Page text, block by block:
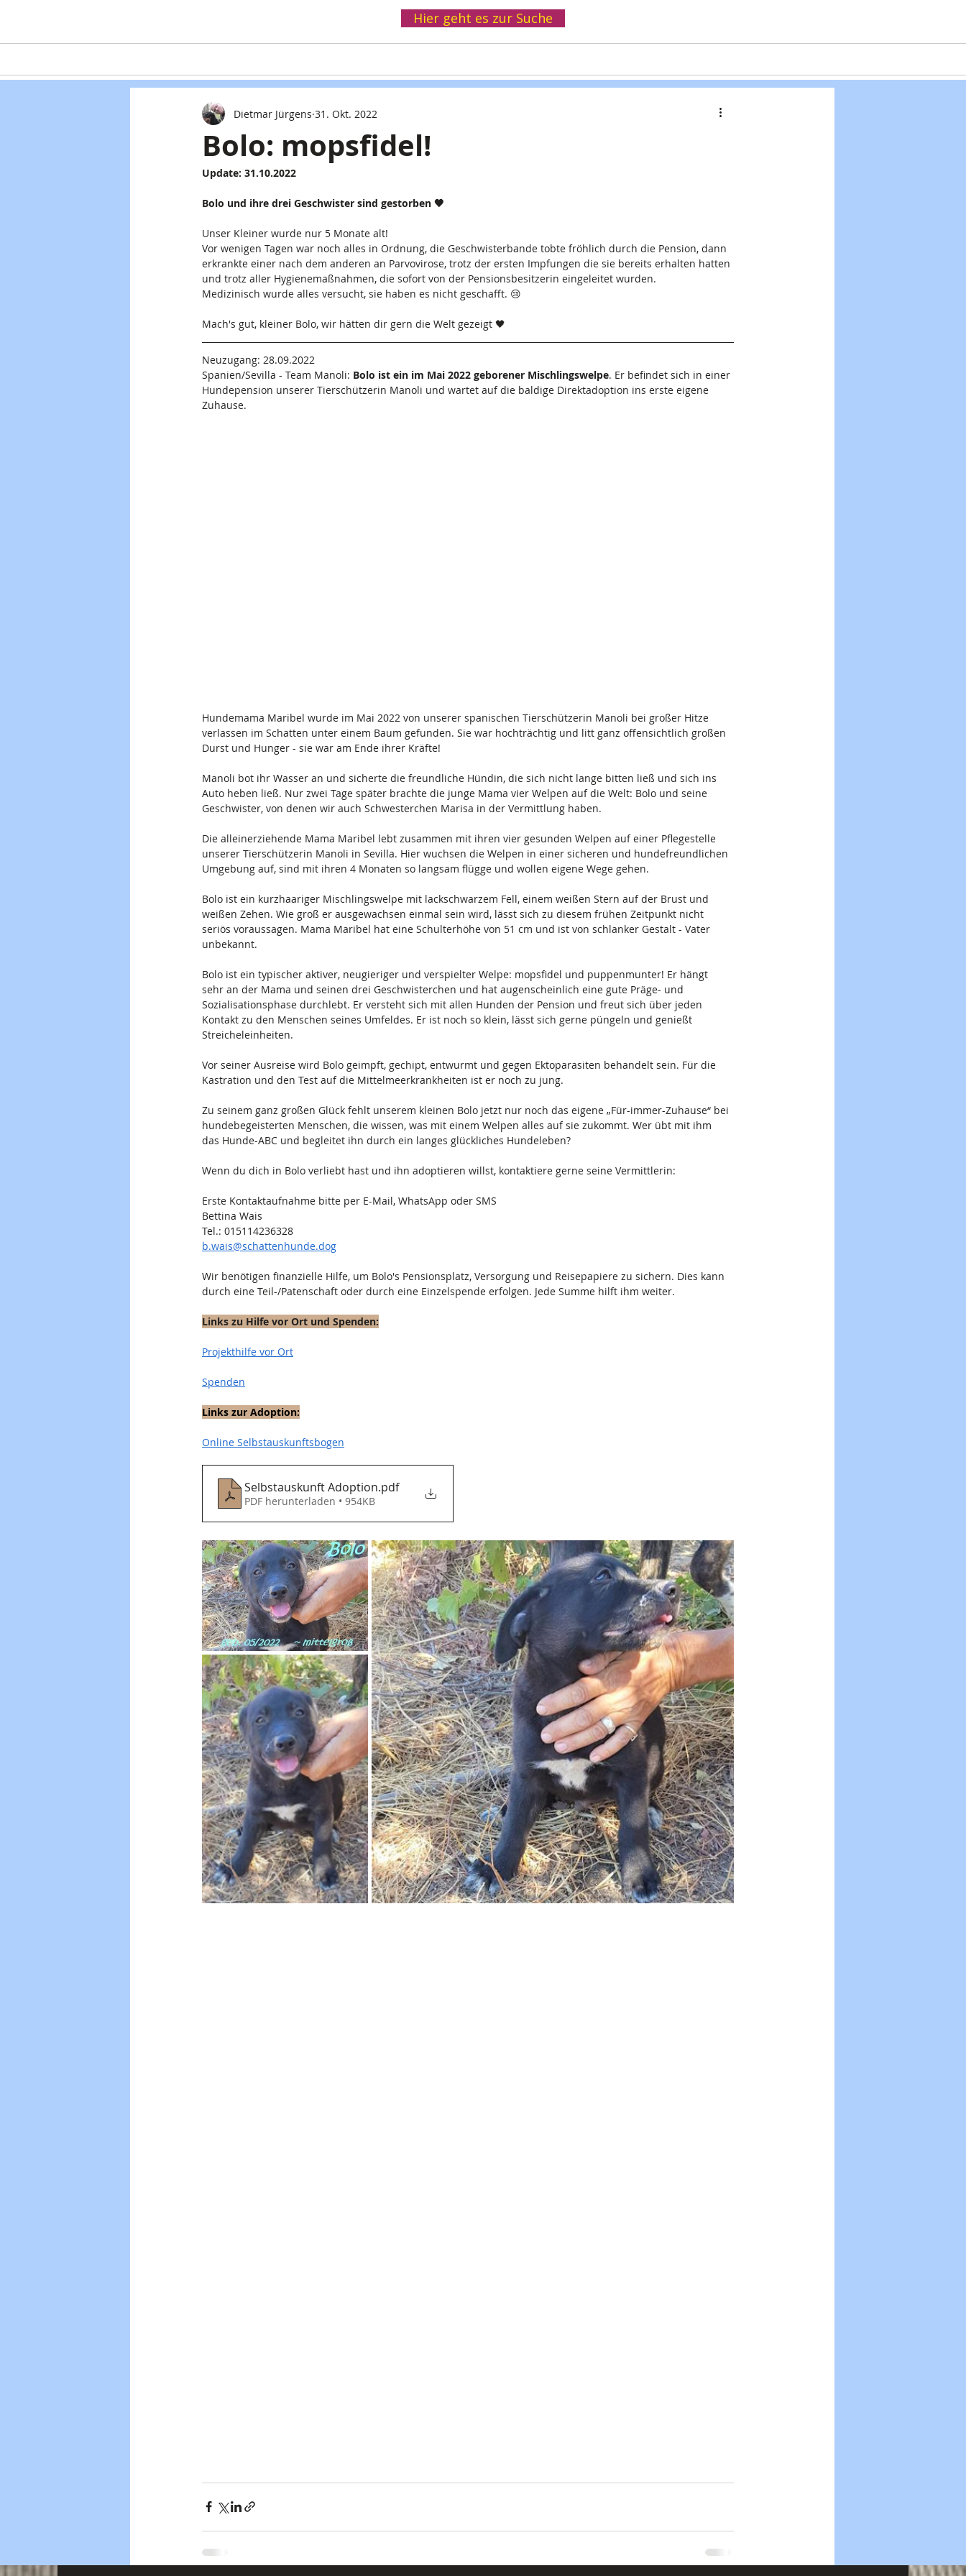
Hier geht es zur Suche
Bolo: mopsfidel!
Dietmar Jürgens 31. Okt. 2022
Update: 31.10.2022
Bolo und ihre drei Geschwister sind gestorben 🖤
Unser Kleiner wurde nur 5 Monate alt!
Vor wenigen Tagen war noch alles in Ordnung, die Geschwisterbande tobte fröhlich durch die Pension, dann
erkrankte einer nach dem anderen an Parvovirose, trotz der ersten Impfungen die sie bereits erhalten hatten
und trotz aller Hygienemaßnahmen, die sofort von der Pensionsbesitzerin eingeleitet wurden.
Medizinisch wurde alles versucht, sie haben es nicht geschafft. 😢
Mach's gut, kleiner Bolo, wir hätten dir gern die Welt gezeigt 🖤
Neuzugang: 28.09.2022
Spanien/Sevilla - Team Manoli: Bolo ist ein im Mai 2022 geborener Mischlingswelpe. Er befindet sich in einer
Hundepension unserer Tierschützerin Manoli und wartet auf die baldige Direktadoption ins erste eigene
Zuhause.
Hundemama Maribel wurde im Mai 2022 von unserer spanischen Tierschützerin Manoli bei großer Hitze
verlassen im Schatten unter einem Baum gefunden. Sie war hochträchtig und litt ganz offensichtlich großen
Durst und Hunger - sie war am Ende ihrer Kräfte!
Manoli bot ihr Wasser an und sicherte die freundliche Hündin, die sich nicht lange bitten ließ und sich ins
Auto heben ließ. Nur zwei Tage später brachte die junge Mama vier Welpen auf die Welt: Bolo und seine
Geschwister, von denen wir auch Schwesterchen Marisa in der Vermittlung haben.
Die alleinerziehende Mama Maribel lebt zusammen mit ihren vier gesunden Welpen auf einer Pflegestelle
unserer Tierschützerin Manoli in Sevilla. Hier wuchsen die Welpen in einer sicheren und hundefreundlichen
Umgebung auf, sind mit ihren 4 Monaten so langsam flügge und wollen eigene Wege gehen.
Bolo ist ein kurzhaariger Mischlingswelpe mit lackschwarzem Fell, einem weißen Stern auf der Brust und
weißen Zehen. Wie groß er ausgewachsen einmal sein wird, lässt sich zu diesem frühen Zeitpunkt nicht
seriös voraussagen. Mama Maribel hat eine Schulterhöhe von 51 cm und ist von schlanker Gestalt - Vater
unbekannt.
Bolo ist ein typischer aktiver, neugieriger und verspielter Welpe: mopsfidel und puppenmunter! Er hängt
sehr an der Mama und seinen drei Geschwisterchen und hat augenscheinlich eine gute Präge- und
Sozialisationsphase durchlebt. Er versteht sich mit allen Hunden der Pension und freut sich über jeden
Kontakt zu den Menschen seines Umfeldes. Er ist noch so klein, lässt sich gerne püngeln und genießt
Streicheleinheiten.
Vor seiner Ausreise wird Bolo geimpft, gechipt, entwurmt und gegen Ektoparasiten behandelt sein. Für die
Kastration und den Test auf die Mittelmeerkrankheiten ist er noch zu jung.
Zu seinem ganz großen Glück fehlt unserem kleinen Bolo jetzt nur noch das eigene „Für-immer-Zuhause“ bei
hundebegeisterten Menschen, die wissen, was mit einem Welpen alles auf sie zukommt. Wer übt mit ihm
das Hunde-ABC und begleitet ihn durch ein langes glückliches Hundeleben?
Wenn du dich in Bolo verliebt hast und ihn adoptieren willst, kontaktiere gerne seine Vermittlerin:
Erste Kontaktaufnahme bitte per E-Mail, WhatsApp oder SMS
Bettina Wais
Tel.: 015114236328
b.wais@schattenhunde.dog
Wir benötigen finanzielle Hilfe, um Bolo's Pensionsplatz, Versorgung und Reisepapiere zu sichern. Dies kann
durch eine Teil-/Patenschaft oder durch eine Einzelspende erfolgen. Jede Summe hilft ihm weiter.
Links zu Hilfe vor Ort und Spenden:
Projekthilfe vor Ort
Spenden
Links zur Adoption:
Online Selbstauskunftsbogen
Selbstauskunft Adoption.pdf
PDF herunterladen • 954KB